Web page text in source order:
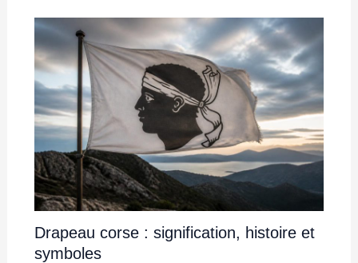
Drapeau corse : signification, histoire et
symboles